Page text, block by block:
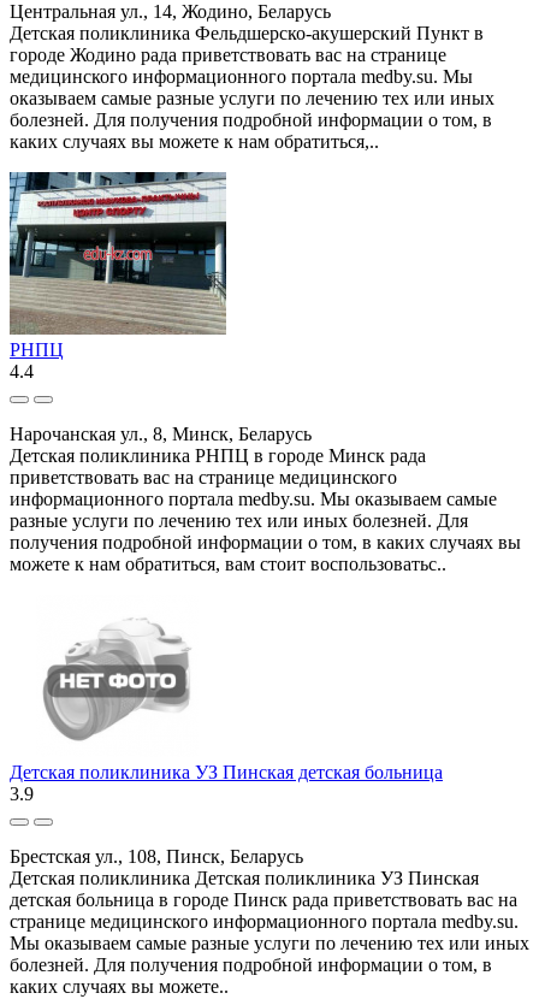
Центральная ул., 14, Жодино, Беларусь
Детская поликлиника Фельдшерско-акушерский Пункт в
городе Жодино рада приветствовать вас на странице
медицинского информационного портала medby.su. Мы
оказываем самые разные услуги по лечению тех или иных
болезней. Для получения подробной информации о том, в
каких случаях вы можете к нам обратиться,..
РНПЦ
4.4
Нарочанская ул., 8, Минск, Беларусь
Детская поликлиника РНПЦ в городе Минск рада
приветствовать вас на странице медицинского
информационного портала medby.su. Мы оказываем самые
разные услуги по лечению тех или иных болезней. Для
получения подробной информации о том, в каких случаях вы
можете к нам обратиться, вам стоит воспользоватьс..
Детская поликлиника УЗ Пинская детская больница
3.9
Брестская ул., 108, Пинск, Беларусь
Детская поликлиника Детская поликлиника УЗ Пинская
детская больница в городе Пинск рада приветствовать вас на
странице медицинского информационного портала medby.su.
Мы оказываем самые разные услуги по лечению тех или иных
болезней. Для получения подробной информации о том, в
каких случаях вы можете..